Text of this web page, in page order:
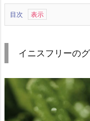
目次
1.
ニ
フ
ー
の
イニスフリーの